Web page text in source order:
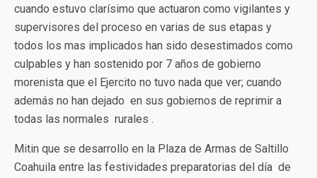
cuando estuvo clarísimo que actuaron como vigilantes y
supervisores del proceso en varias de sus etapas y
todos los mas implicados han sido desestimados como
culpables y han sostenido por 7 años de gobierno
morenista que el Ejercito no tuvo nada que ver; cuando
además no han dejado en sus gobiernos de reprimir a
todas las normales rurales .
Mitin que se desarrollo en la Plaza de Armas de Saltillo
Coahuila entre las festividades preparatorias del día de